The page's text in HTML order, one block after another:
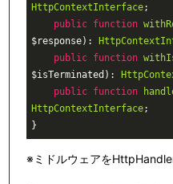
HttpContextInterface;
public function
$response) :
public function
$isTerminated) :
public function
HttpContextInterface;
}
※ミドルウェアをHttpHandler